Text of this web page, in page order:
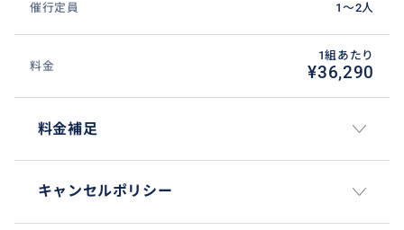
催行定員 1〜2人
料金
1組あたり
¥36,290
料金補足
キャンセルポリシー